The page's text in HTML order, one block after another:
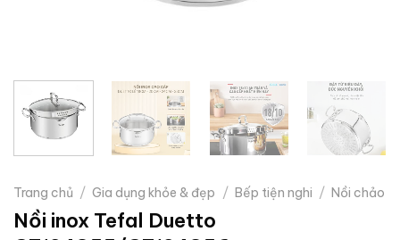
Trang chủ / Gia dụng khỏe & đẹp / Bếp tiện nghi / Nồi chảo
Nồi inox Tefal Duetto